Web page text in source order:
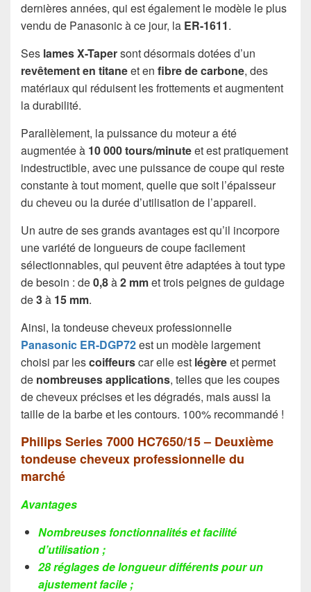
dernières années, qui est également le modèle le plus
vendu de Panasonic à ce jour, la ER-1611.
Ses lames X-Tapersont désormais dotées d’un
revêtement en titaneet en fibre de carbone, des
matériaux qui réduisent les frottements et augmentent
la durabilité.
Parallèlement, la puissance du moteur a été
augmentée à 10 000 tours/minuteet est pratiquement
indestructible, avec une puissance de coupe qui reste
constante à tout moment, quelle que soit l’épaisseur
du cheveu ou la durée d’utilisation de l’appareil.
Un autre de ses grands avantages est qu’il incorpore
une variété de longueurs de coupe facilement
sélectionnables, qui peuvent être adaptées à tout type
de besoin : de0,8à2 mmet trois peignes de guidage
de3à 15 mm.
Ainsi, la tondeuse cheveux professionnelle
Panasonic ER-DGP72est un modèle largement
choisi par lescoiffeurscar elle est légèreet permet
de nombreuses applications, telles que les coupes
de cheveux précises et les dégradés, mais aussi la
taille de la barbe et les contours. 100% recommandé !
Philips Series 7000 HC7650/15 – Deuxième
tondeuse cheveux professionnelle du
marché
Avantages
Nombreuses fonctionnalités et facilité
d’utilisation ;
28 réglages de longueur différents pour un
ajustement facile ;